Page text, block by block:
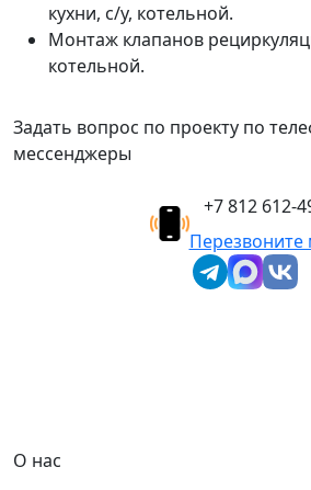
кухни, с/у, котельной.
Монтаж клапанов
котельной.
Задать вопрос по проекту по
мессенджеры
+7 812 612-
Перезвоните
О нас